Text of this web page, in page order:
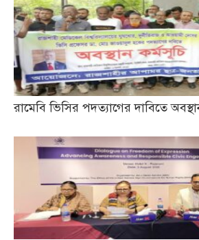
রামেবি ভিসির পদত্যাগের দাবিতে